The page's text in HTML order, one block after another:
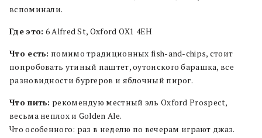
вспоминали.
Где это: 6 Alfred St, Oxford OX1 4EH
Что есть: помимо традиционных fish-and-chips, стоит
попробовать утиный паштет, оутонского барашка, все
разновидности бургеров и яблочный пирог.
Что пить: рекомендую местный эль Oxford Prospect,
весьма неплох и Golden Ale.
Что особенного: раз в неделю по вечерам играют джаз.